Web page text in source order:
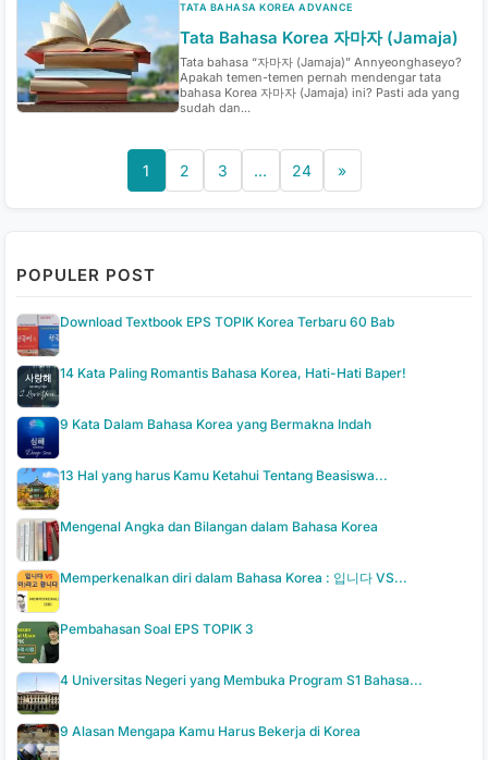
TATA BAHASA KOREA ADVANCE
Tata Bahasa Korea 자마자 (Jamaja)
Tata bahasa “자마자 (Jamaja)” Annyeonghaseyo?
Apakah temen-temen pernah mendengar tata
bahasa Korea 자마자 (Jamaja) ini? Pasti ada yang
sudah dan...
1 2 3 … 24 »
POPULER POST
Download Textbook EPS TOPIK Korea Terbaru 60 Bab
14 Kata Paling Romantis Bahasa Korea, Hati-Hati Baper!
9 Kata Dalam Bahasa Korea yang Bermakna Indah
13 Hal yang harus Kamu Ketahui Tentang Beasiswa...
Mengenal Angka dan Bilangan dalam Bahasa Korea
Memperkenalkan diri dalam Bahasa Korea : 입니다 VS...
Pembahasan Soal EPS TOPIK 3
4 Universitas Negeri yang Membuka Program S1 Bahasa...
9 Alasan Mengapa Kamu Harus Bekerja di Korea